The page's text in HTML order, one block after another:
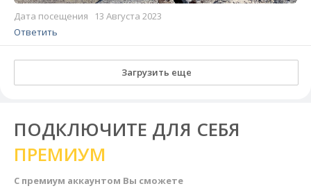
Дата посещения 13 Августа 2023
Ответить
Загрузить еще
ПОДКЛЮЧИТЕ ДЛЯ СЕБЯ
ПРЕМИУМ
С премиум аккаунтом Вы сможете